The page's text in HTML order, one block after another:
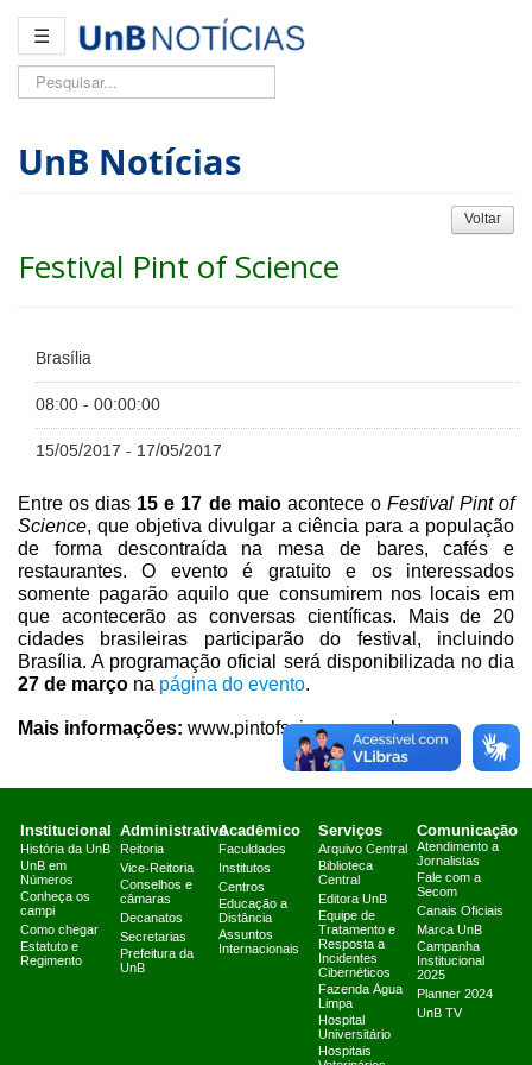
☰
Pesquisar...
UnB Notícias
Voltar
Festival Pint of Science
Brasília
08:00 - 00:00:00
15/05/2017 - 17/05/2017
Entre os dias 15 e 17 de maioacontece o Festival Pint of
Science, que objetiva divulgar a ciência para a população
de forma descontraída na mesa de bares, cafés e
restaurantes. O evento é gratuito e os interessados
somente pagarão aquilo que consumirem nos locais em
que acontecerão as conversas científicas. Mais de 20
cidades brasileiras participarão do festival, incluindo
Brasília. A programação oficial será disponibilizada no dia
27 de março na página do evento.
Mais informações: www.pintofscience.com.br
Institucional
História da UnB
UnB em
Números
Conheça os
campi
Como chegar
Estatuto e
Regimento
Administrativo
Reitoria
Vice-Reitoria
Conselhos e
câmaras
Decanatos
Secretarias
Prefeitura da
UnB
Acadêmico
Faculdades
Institutos
Centros
Educação a
Distância
Assuntos
Internacionais
Serviços
Arquivo Central
Biblioteca
Central
Editora UnB
Equipe de
Tratamento e
Resposta a
Incidentes
Cibernéticos
Fazenda Água
Limpa
Hospital
Universitário
Hospitais
Comunicação
Atendimento a
Jornalistas
Fale com a
Secom
Canais Oficiais
Marca UnB
Campanha
Institucional
2025
Planner 2024
UnB TV